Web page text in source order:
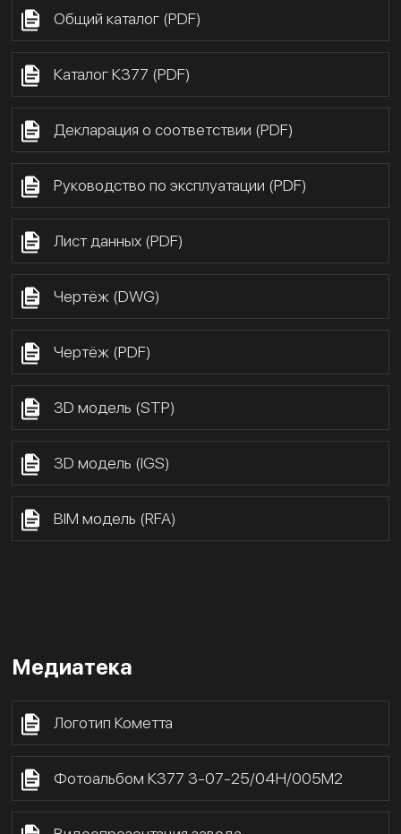
Общий каталог (PDF)
Каталог К377 (PDF)
Декларация о соответствии (PDF)
Руководство по эксплуатации (PDF)
Лист данных (PDF)
Чертёж (DWG)
Чертёж (PDF)
3D модель (STP)
3D модель (IGS)
BIM модель (RFA)
Медиатека
Логотип Кометта
Фотоальбом К377 3-07-25/04Н/005М2